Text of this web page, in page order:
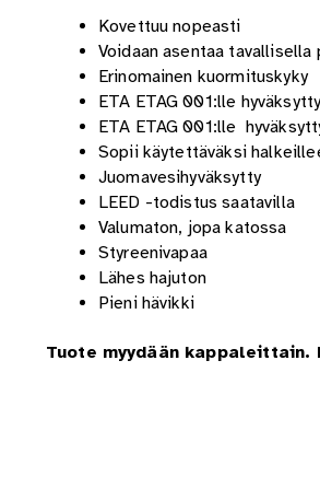
Kovettuu nopeasti
Voidaan asentaa
Erinomainen kuormituskyky
ETA ETAG 001:lle
ETA ETAG 001:lle
Sopii käytettäväksi
Juomavesihyväksytty
LEED -todistus saatavilla
Valumaton, jopa katossa
Styreenivapaa
Lähes hajuton
Pieni hävikki
Tuote myydään